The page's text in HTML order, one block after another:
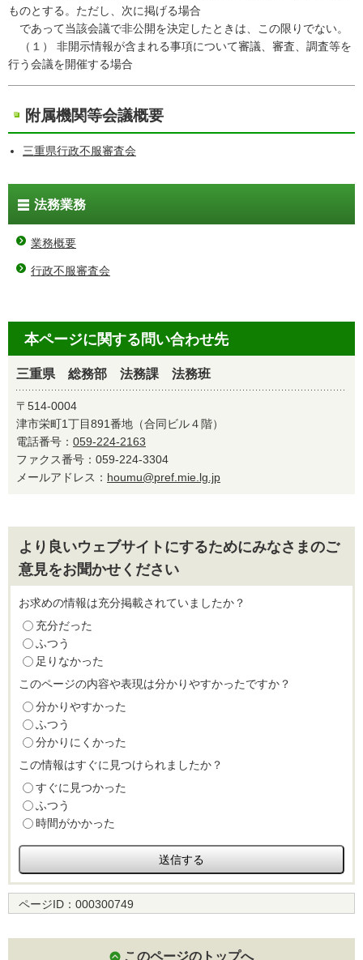
ものとする。ただし、次に掲げる場合
であって当該会議で非公開を決定したときは、この限りでない。
（１） 非開示情報が含まれる事項について審議、審査、調査等を
行う会議を開催する場合
附属機関等会議概要
三重県行政不服審査会
法務業務
業務概要
行政不服審査会
本ページに関する問い合わせ先
三重県 総務部 法務課 法務班
〒514-0004
津市栄町1丁目891番地（合同ビル４階）
電話番号： 059-224-2163
ファクス番号：059-224-3304
メールアドレス： houmu@pref.mie.lg.jp
より良いウェブサイトにするためにみなさまのご
意見をお聞かせください
お求めの情報は充分掲載されていましたか？
充分だった
ふつう
足りなかった
このページの内容や表現は分かりやすかったですか？
分かりやすかった
ふつう
分かりにくかった
この情報はすぐに見つけられましたか？
すぐに見つかった
ふつう
時間がかかった
ページID： 000300749
このページのトップへ